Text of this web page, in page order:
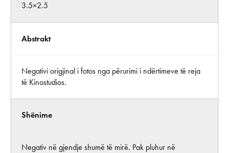
3.5×2.5
Abstrakt
Negativi origjinal i fotos nga përurimi i ndërtimeve të reja
të Kinostudios.
Shënime
Negativ në gjendje shumë të mirë. Pak pluhur në